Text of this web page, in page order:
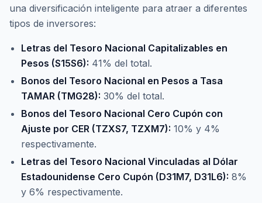
una diversificación inteligente para atraer a diferentes
tipos de inversores:
Letras del Tesoro Nacional Capitalizables en
Pesos (S15S6): 41% del total.
Bonos del Tesoro Nacional en Pesos a Tasa
TAMAR (TMG28): 30% del total.
Bonos del Tesoro Nacional Cero Cupón con
Ajuste por CER (TZXS7, TZXM7): 10% y 4%
respectivamente.
Letras del Tesoro Nacional Vinculadas al Dólar
Estadounidense Cero Cupón (D31M7, D31L6): 8%
y 6% respectivamente.